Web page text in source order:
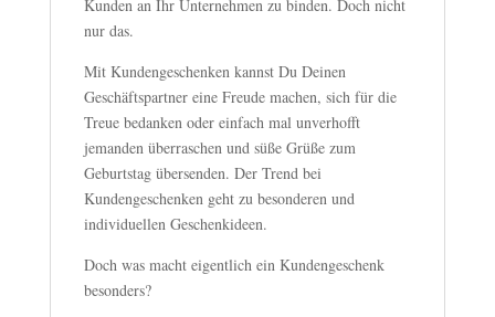
Kunden an Ihr Unternehmen zu binden. Doch nicht
nur das.
Mit Kundengeschenken kannst Du Deinen
Geschäftspartner eine Freude machen, sich für die
Treue bedanken oder einfach mal unverhofft
jemanden überraschen und süße Grüße zum
Geburtstag übersenden. Der Trend bei
Kundengeschenken geht zu besonderen und
individuellen Geschenkideen.
Doch was macht eigentlich ein Kundengeschenk
besonders?